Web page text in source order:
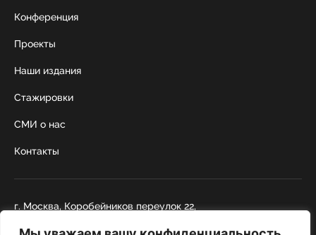
Конференция
Проекты
Наши издания
Стажировки
СМИ о нас
Контакты
г. Москва, Коробейников переулок 22,